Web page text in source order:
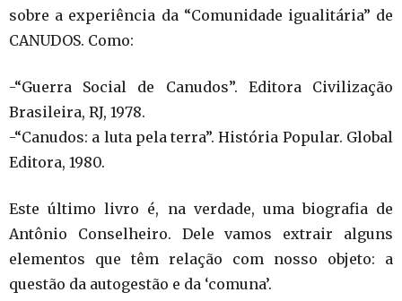
sobre a experiência da “Comunidade igualitária” de
CANUDOS. Como:
-“Guerra Social de Canudos”. Editora Civilização
Brasileira, RJ, 1978.
-“Canudos: a luta pela terra”. História Popular. Global
Editora, 1980.
Este último livro é, na verdade, uma biografia de
Antônio Conselheiro. Dele vamos extrair alguns
elementos que têm relação com nosso objeto: a
questão da autogestão e da ‘comuna’.